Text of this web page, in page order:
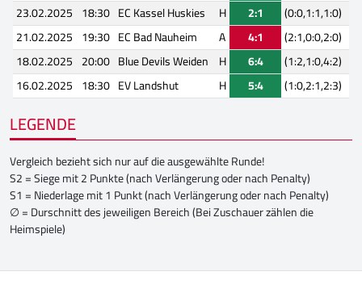
23.02.2025 18:30 EC Kassel Huskies H 2:1
(0:0,1:1,1:0)
21.02.2025 19:30 EC Bad Nauheim A 4:1
(2:1,0:0,2:0)
18.02.2025 20:00 Blue Devils Weiden H 6:4
(1:2,1:0,4:2)
16.02.2025 18:30 EV Landshut H 5:4 (1:0,2:1,2:3)
LEGENDE
Vergleich bezieht sich nur auf die ausgewählte Runde!
S2 = Siege mit 2 Punkte (nach Verlängerung oder nach Penalty)
S1 = Niederlage mit 1 Punkt (nach Verlängerung oder nach Penalty)
∅ = Durschnitt des jeweiligen Bereich (Bei Zuschauer zählen die
Heimspiele)